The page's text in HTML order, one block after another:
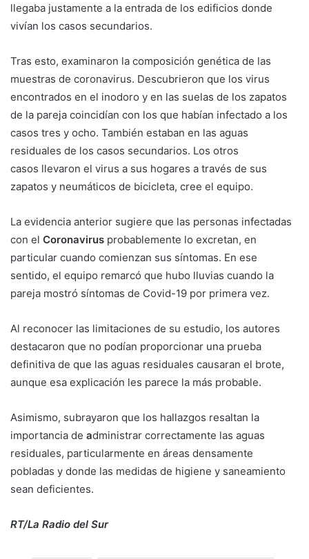
llegaba justamente a la entrada de los edificios donde
vivían los casos secundarios.
Tras esto, examinaron la composición genética de las
muestras de coronavirus. Descubrieron que los virus
encontrados en el inodoro y en las suelas de los zapatos
de la pareja coincidían con los que habían infectado a los
casos tres y ocho. También estaban en las aguas
residuales de los casos secundarios. Los otros
casos llevaron el virus a sus hogares a través de sus
zapatos y neumáticos de bicicleta, cree el equipo.
La evidencia anterior sugiere que las personas infectadas
con el Coronavirus probablemente lo excretan, en
particular cuando comienzan sus síntomas. En ese
sentido, el equipo remarcó que hubo lluvias cuando la
pareja mostró síntomas de Covid-19 por primera vez.
Al reconocer las limitaciones de su estudio, los autores
destacaron que no podían proporcionar una prueba
definitiva de que las aguas residuales causaran el brote,
aunque esa explicación les parece la más probable.
Asimismo, subrayaron que los hallazgos resaltan la
importancia de administrar correctamente las aguas
residuales, particularmente en áreas densamente
pobladas y donde las medidas de higiene y saneamiento
sean deficientes.
RT/La Radio del Sur